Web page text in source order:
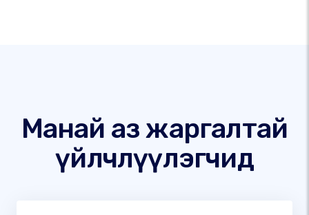
Манай аз жаргалтай
үйлчлүүлэгчид